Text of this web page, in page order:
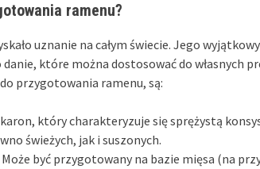
ramenu?
uznanie na całym świecie. Jego
które można dostosować do własnych
przygotowania ramenu, są:
który charakteryzuje się sprężystą
świeżych, jak i suszonych.
być przygotowany na bazie mięsa (na